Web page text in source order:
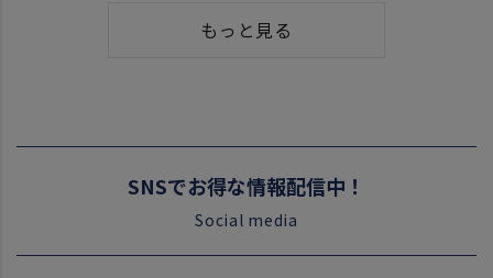
もっと見る
SNSでお得な情報配信中！
Social media